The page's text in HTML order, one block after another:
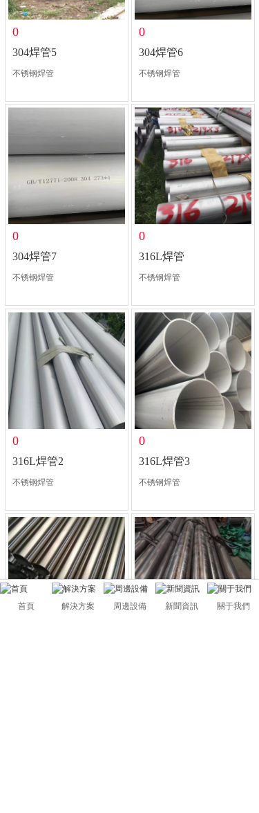
0
304焊管5
不锈钢焊管
0
304焊管6
不锈钢焊管
0
304焊管7
不锈钢焊管
0
316L焊管
不锈钢焊管
0
316L焊管2
不锈钢焊管
0
316L焊管3
不锈钢焊管
首頁 解決方案 周邊設備 新聞資訊 關于我們